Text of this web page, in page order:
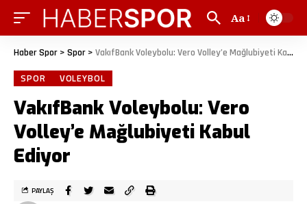
Aa
Haber Spor > Spor > VakıfBank Voleybolu: Vero Volley’e Mağlubiyeti Kabul Ediyor
SPOR VOLEYBOL
VakıfBank Voleybolu: Vero
Volley’e Mağlubiyeti Kabul
Ediyor
PAYLAŞ